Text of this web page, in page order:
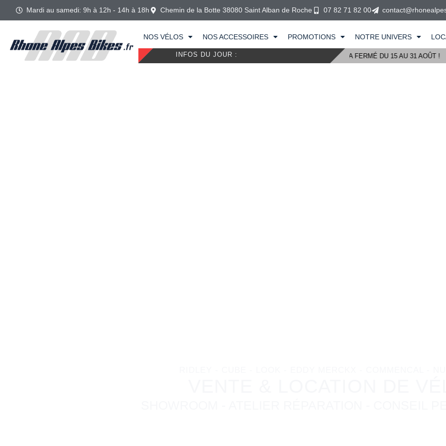
Mardi au samedi: 9h à 12h - 14h à 18h Chemin de la Botte 38080 Saint Alban de Roche 07 82 71 82 00
NOS VÉLOS NOS ACCESSOIRES PROMOTIONS NOTRE UNIVERS
INFOS DU JOUR :
ATTENTION, VOTRE SHOWROOM SERA FERMÉ DU 15 AU 31 AOÛT !